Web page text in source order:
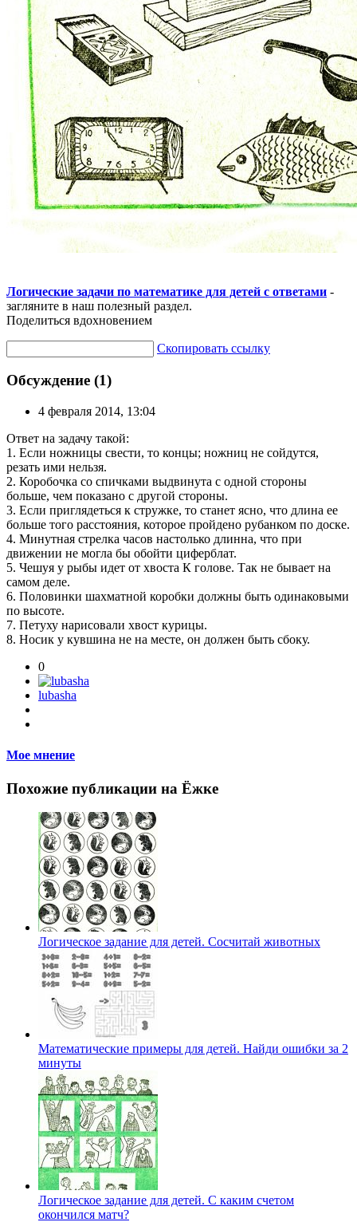
Логические задачи по математике для детей с ответами -
загляните в наш полезный раздел.
Поделиться вдохновением
Скопировать ссылку
Обсуждение (1)
4 февраля 2014, 13:04
Ответ на задачу такой:
1. Если ножницы свести, то концы; ножниц не сойдутся,
резать ими нельзя.
2. Коробочка со спичками выдвинута с одной стороны
больше, чем показано с другой стороны.
3. Если приглядеться к стружке, то станет ясно, что длина ее
больше того расстояния, которое пройдено рубанком по доске.
4. Минутная стрелка часов настолько длинна, что при
движении не могла бы обойти циферблат.
5. Чешуя у рыбы идет от хвоста К голове. Так не бывает на
самом деле.
6. Половинки шахматной коробки должны быть одинаковыми
по высоте.
7. Петуху нарисовали хвост курицы.
8. Носик у кувшина не на месте, он должен быть сбоку.
0
lubasha
Мое мнение
Похожие публикации на Ёжке
Логическое задание для детей. Сосчитай животных
Математические примеры для детей. Найди ошибки за 2
минуты
Логическое задание для детей. С каким счетом
окончился матч?